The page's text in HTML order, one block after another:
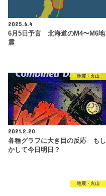
2025.6.4
6月5日予言 北海道のM4〜M6地
震
地震・火山
2021.2.20
各種グラフに大き目の反応 もし
かして今日明日？
地震・火山